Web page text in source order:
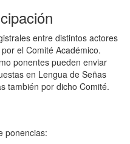
entre distintos actores
el Comité Académico.
ponentes pueden enviar
en Lengua de Señas
también por dicho Comité.
ponencias: